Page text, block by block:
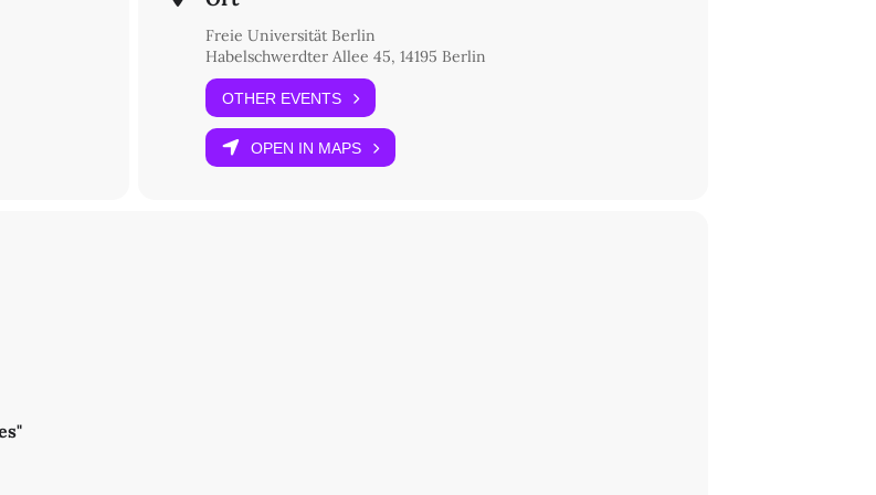
Freie Universität Berlin
Habelschwerdter Allee 45, 14195 Berlin
OTHER EVENTS
OPEN IN MAPS